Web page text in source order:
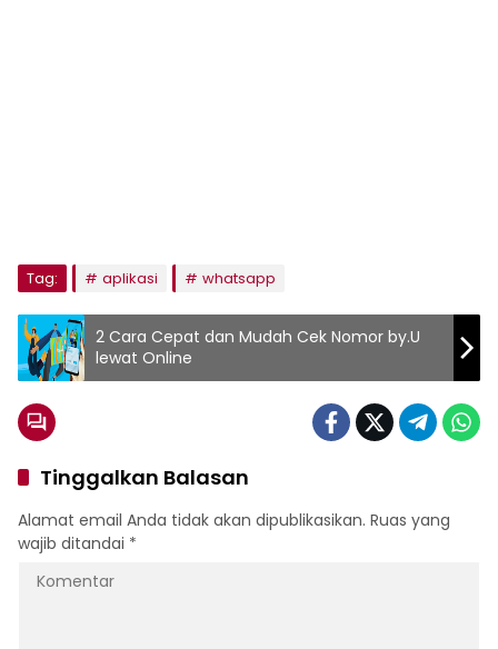
Tag: aplikasi whatsapp
2 Cara Cepat dan Mudah Cek Nomor by.U
lewat Online
Tinggalkan Balasan
Alamat email Anda tidak akan dipublikasikan. Ruas yang
wajib ditandai *